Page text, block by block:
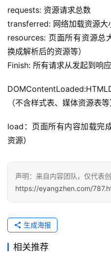
营
记
录
经
教
程
软
件
用
服
务
项
目
A
登录
requests: 资源请求总数
transferred: 网络加载资源大
resources: 页面所有资源总
换成解析后的资源等）
Finish: 所有请求从发起到响
（不含样式表、媒体资源表等
load：页面所有内容加载完
资源）
声明：来自内容团队，仅代表
https://eyangzhen.com/
生成海报
相关推荐